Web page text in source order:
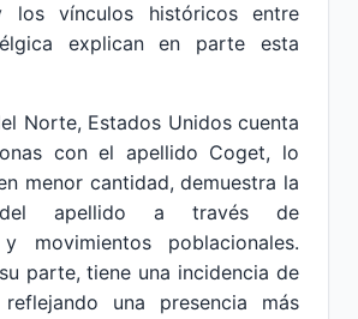
los vínculos históricos entre
explican en parte esta
Norte, Estados Unidos cuenta
con el apellido Coget, lo
menor cantidad, demuestra la
del apellido a través de
movimientos poblacionales.
parte, tiene una incidencia de
una presencia más